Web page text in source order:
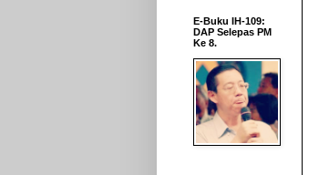
E-Buku IH-109:
DAP Selepas PM
Ke 8.